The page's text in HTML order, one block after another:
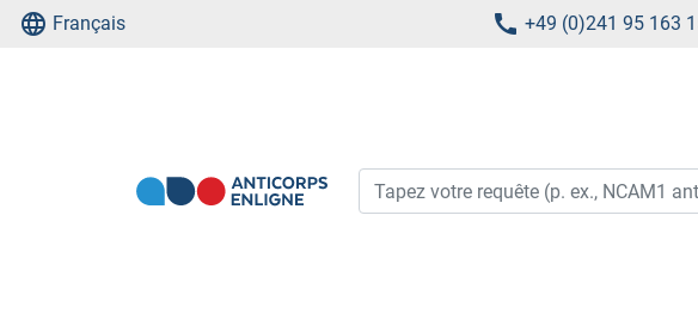
Français +49 (0)241 95 163